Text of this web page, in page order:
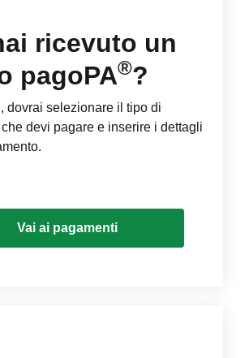
ricevuto un
pagoPA®?
dovrai selezionare il tipo di
devi pagare e inserire i dettagli
Vai ai pagamenti